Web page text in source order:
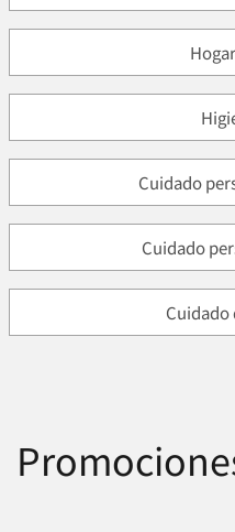
Cuidado
Cuidado
Cuidado